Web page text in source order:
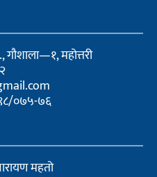
r e
महोत्तरी
०७५-७६
महतो